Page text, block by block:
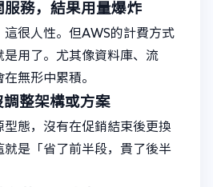
服務，結果用量爆炸
這很人性。但AWS的計費方式
是用了。尤其像資料庫、流
無形中累積。
整架構或方案
態，沒有在促銷結束後更換
就是「省了前半段，貴了後半